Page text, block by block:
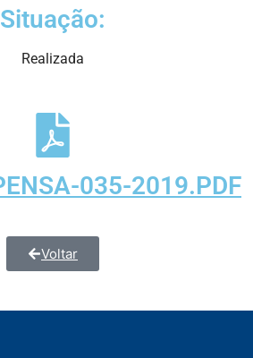
Situação:
Realizada
035-2019.PDF
Voltar